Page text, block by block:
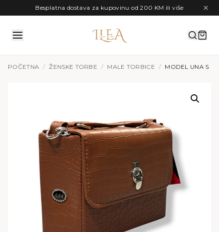
Preskoči na sadržajBesplatna dostava za kupovinu od 200 KM ili više
POČETNA / ŽENSKE TORBE / MALE TORBICE / MODEL UNA S